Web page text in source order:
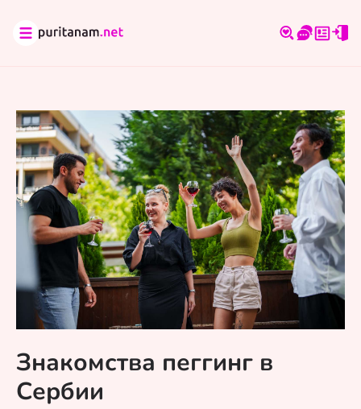
Знакомства пеггинг в
Сербии